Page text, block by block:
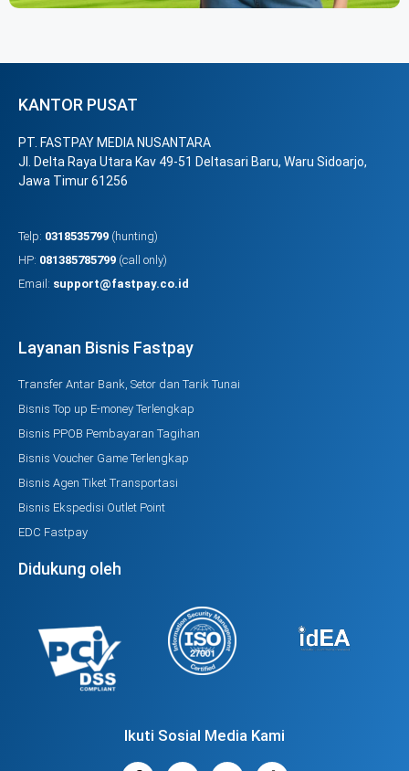
KANTOR PUSAT
PT. FASTPAY MEDIA NUSANTARA
Jl. Delta Raya Utara Kav 49-51 Deltasari Baru, Waru Sidoarjo,
Jawa Timur 61256
Telp: 0318535799 (hunting)
HP: 081385785799 (call only)
Email: support@fastpay.co.id
Layanan Bisnis Fastpay
Transfer Antar Bank, Setor dan Tarik Tunai
Bisnis Top up E-money Terlengkap
Bisnis PPOB Pembayaran Tagihan
Bisnis Voucher Game Terlengkap
Bisnis Agen Tiket Transportasi
Bisnis Ekspedisi Outlet Point
EDC Fastpay
Didukung oleh
Ikuti Sosial Media Kami